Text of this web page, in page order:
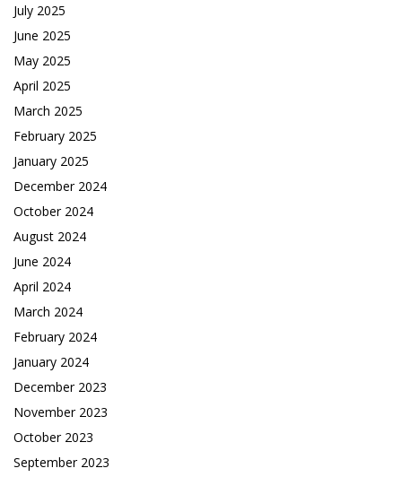
July 2025
June 2025
May 2025
April 2025
March 2025
February 2025
January 2025
December 2024
October 2024
August 2024
June 2024
April 2024
March 2024
February 2024
January 2024
December 2023
November 2023
October 2023
September 2023